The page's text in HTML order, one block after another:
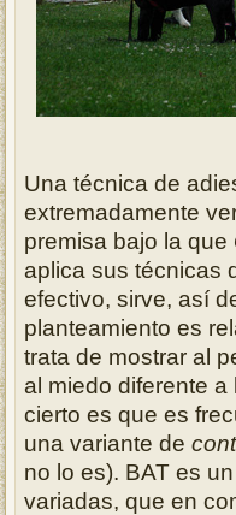
Una técnica de
extremadamente
premisa bajo la que
aplica sus técnicas
efectivo, sirve, así
planteamiento es
trata de mostrar al
al miedo diferente
cierto es que es
una variante de
no lo es). BAT es
variadas, que en